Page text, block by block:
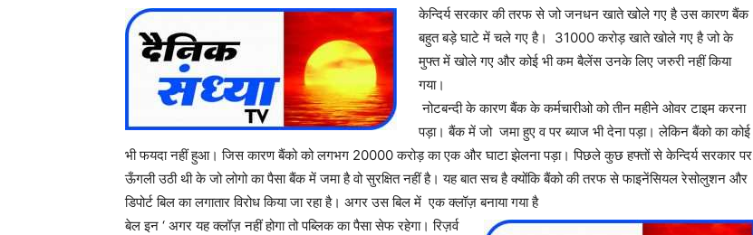
केन्दिर्य सरकार की तरफ से जो जनधन खाते खोले गए है उस कारण बैंक
बहुत बड़े घाटे में चले गए है। 31000 करोड़ खाते खोले गए है जो के
मुफ्त में खोले गए और कोई भी कम बैलेंस उनके लिए जरुरी नहीं किया
गया।
नोटबन्दी के कारण बैंक के कर्मचारीओ को तीन महीने ओवर टाइम करना
पड़ा। बैंक में जो जमा हुए व पर ब्याज भी देना पड़ा। लेकिन बैंको का कोई
भी फयदा नहीं हुआ। जिस कारण बैंको को लगभग 20000 करोड़ का एक और घाटा झेलना पड़ा। पिछले कुछ हफ्तों से केन्दिर्य सरकार पर
ऊँगली उठी थी के जो लोगो का पैसा बैंक में जमा है वो सुरक्षित नहीं है। यह बात सच है क्योंकि बैंको की तरफ से फाइनेंसियल रेसोलुशन और
डिपोर्ट बिल का लगातार विरोध किया जा रहा है। अगर उस बिल में एक क्लॉज़ बनाया गया है
बेल इन ‘ अगर यह क्लॉज़ नहीं होगा तो पब्लिक का पैसा सेफ रहेगा। रिज़र्व